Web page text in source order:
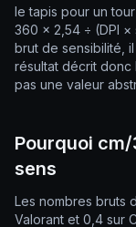
le tapis pour un
360 × 2,54 ÷ (DPI
brut de sensibilité,
résultat décrit donc
pas une valeur
Pourquoi
sens
Les nombres bruts
Valorant et 0,4 sur